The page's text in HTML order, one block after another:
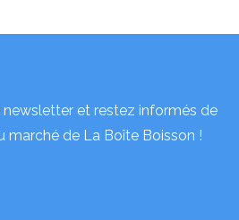
et restez informés de
marché de La Boîte Boisson !